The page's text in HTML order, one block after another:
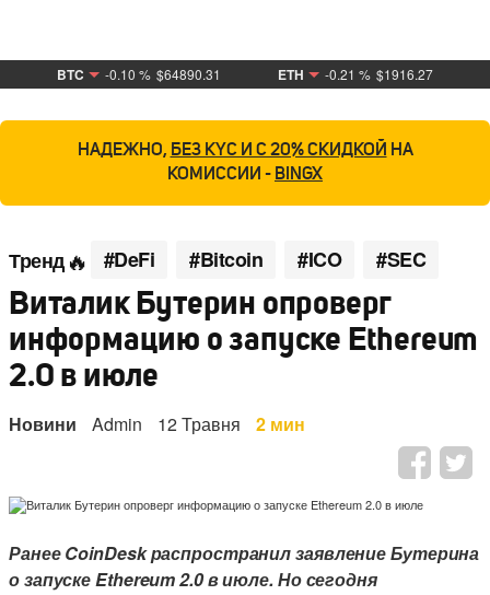
BTC -0.10 % $64890.31 ETH -0.21 % $1916.27
НАДЕЖНО, БЕЗ KYC И С 20% СКИДКОЙ НА
КОМИССИИ - BINGX
Тренд #DeFi #Bitcoin #ICO #SEC
Виталик Бутерин опроверг
информацию о запуске Ethereum
2.0 в июле
Новини Admin 12 Травня 2 мин
Ранее CoinDesk распространил заявление Бутерина
о запуске Ethereum 2.0 в июле. Но сегодня